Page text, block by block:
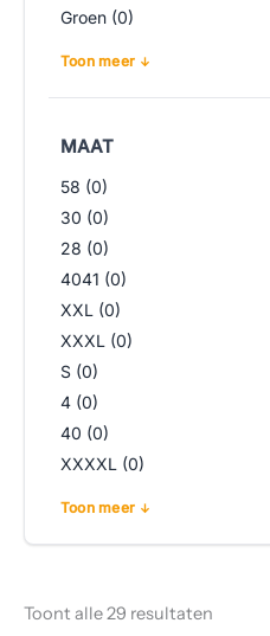
Groen (0)
Toon meer
MAAT
58 (0)
30 (0)
28 (0)
4041 (0)
XXL (0)
XXXL (0)
S (0)
4 (0)
40 (0)
XXXXL (0)
Toon meer
Toont alle 29 resultaten